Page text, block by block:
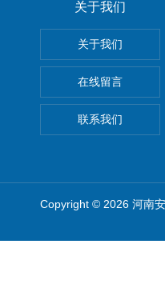
关于我们
关于我们
在线留言
联系我们
Copyright © 2026 河南